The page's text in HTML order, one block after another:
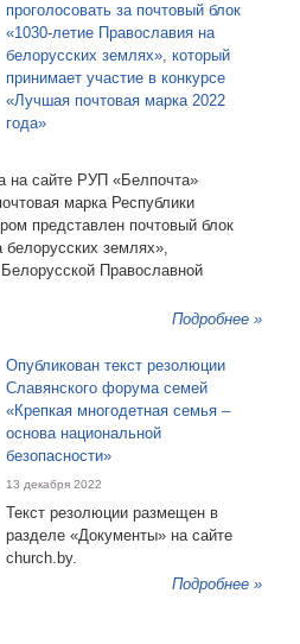
проголосовать за почтовый блок
«1030-летие Православия на
белорусских землях», который
принимает участие в конкурсе
«Лучшая почтовая марка 2022
года»
на сайте РУП «Белпочта»
марка Республики
представлен почтовый блок
землях»,
Православной
Подробнее »
Опубликован текст резолюции
Славянского форума семей
«Крепкая многодетная семья –
основа национальной
безопасности»
13 декабря 2022
Текст резолюции размещен в
разделе «Документы» на сайте
church.by.
Подробнее »